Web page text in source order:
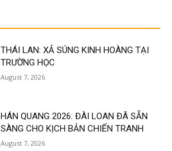
THÁI LAN: XẢ SÚNG KINH HOÀNG TẠI
TRƯỜNG HỌC
August 7, 2026
HÁN QUANG 2026: ĐÀI LOAN ĐÃ SẴN
SÀNG CHO KỊCH BẢN CHIẾN TRANH
August 7, 2026